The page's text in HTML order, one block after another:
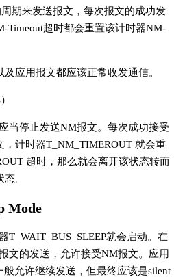
周期来发送报文，每次报文的成功发
Timeout超时都会重置该计时器NM-
应用报文都应该正常收发通信。
当停止发送NM报文。每次成功接受
计时器T_NM_TIMEROUT 就会重
超时，那么就会离开该状态转而
。
Mode
T_WAIT_BUS_SLEEP就会启动。在
文的发送，允许接受NM报文。应用
允许继续发送，但最终应该是silent